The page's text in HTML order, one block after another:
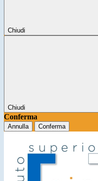
Chiudi
Chiudi
Conferma
Annulla Conferma